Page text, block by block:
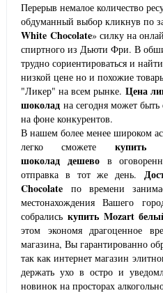
Перерыв немалое количество
обдуманный выбор кликнув по
White Chocolate» силку на
спиртного из Дьюти Фри. В
трудно сориентироваться и
низкой цене но и похожие
"Ликер" на всем рынке. Цена
шоколад на сегодня может быть
на фоне конкурентов.
В нашем более менее широком
легко сможете купить
шоколад дешевов
отправка в тот же день.
Chocolate
по времени
местонахождения Вашего
собрались купить Mozart
этом экономя драгоценное
магазина, Вы гарантированно
так как интернет магазин
держать ухо в остро и
новинок на просторах